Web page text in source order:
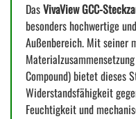
DasVivaView GCC-
besonders hochwertige
Außenbereich. Mit seiner
Compound) bietet dieses
Widerstandsfähigkeit
Feuchtigkeit und